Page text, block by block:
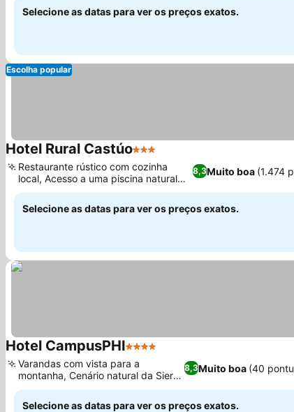
Selecione as datas para ver os preços exatos.
Escolha popular
Hotel Rural Castúo3 Estrelas
8,3Muito boa (1.474
Restaurante rústico com cozinha
local, Acesso a uma piscina natural
junto ao rio
Selecione as datas para ver os preços exatos.
Hotel CampusPHI4 Estrelas
8,3Muito boa (40
Varandas com vista para a
montanha, Cenário natural da Sierra
de Gata
Selecione as datas para ver os preços exatos.